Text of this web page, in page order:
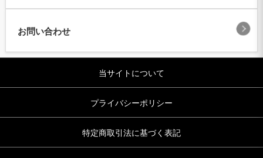
お問い合わせ
当サイトについて
プライバシーポリシー
特定商取引法に基づく表記